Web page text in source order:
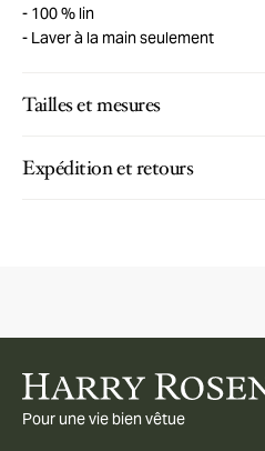
100 % lin
Laver à la main seulement
Tailles et mesures
Expédition et retours
Pour une vie bien vêtue